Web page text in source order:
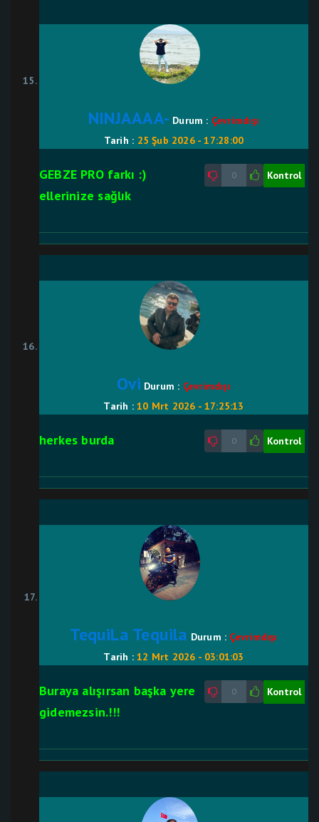
NINJAAAA- Durum : Çevrimdışı
Tarih : 25 Şub 2026 - 17:28:00
0 Kontrol
GEBZE PRO farkı :)
ellerinize sağlık
Ovi Durum : Çevrimdışı
Tarih :10 Mrt 2026 - 17:25:13
0 Kontrol
herkes burda
TequiLa Tequila Durum : Çevrimdışı
Tarih :12 Mrt 2026 - 03:01:03
0 Kontrol
Buraya alışırsan başka yere
gidemezsin.!!!